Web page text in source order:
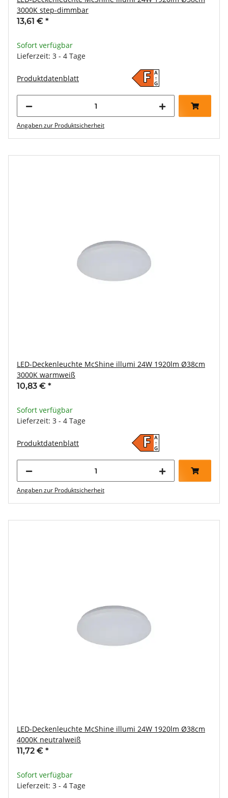
3000K step-dimmbar
13,61 € *
Sofort verfügbar
Lieferzeit: 3 - 4 Tage
Produktdatenblatt F A
↑
G
Angaben zur Produktsicherheit
LED-Deckenleuchte McShine illumi 24W 1920lm Ø38cm
3000K warmweiß
10,83 € *
Sofort verfügbar
Lieferzeit: 3 - 4 Tage
Produktdatenblatt F A
↑
G
Angaben zur Produktsicherheit
LED-Deckenleuchte McShine illumi 24W 1920lm Ø38cm
4000K neutralweiß
11,72 € *
Sofort verfügbar
Lieferzeit: 3 - 4 Tage